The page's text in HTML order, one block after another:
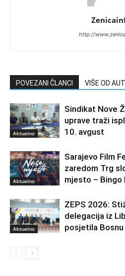
http://
POVEZANI ČLANCI VIŠE OD
Aktuelno
Sindikat Nove
uprave traži
10. avgust
Aktuelno
Sarajevo Film
zaredom Trg
mjesto – Bingo
Aktuelno
ZEPS 2026:
delegacija iz
posjetila